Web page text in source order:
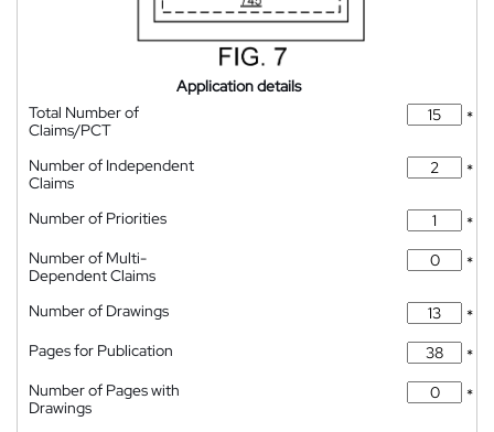
Application details
Total Number of
Claims/PCT
*
Number of Independent
Claims
*
Number of Priorities
*
Number of Multi-
Dependent Claims
*
Number of Drawings
*
Pages for Publication
*
Number of Pages with
Drawings
*